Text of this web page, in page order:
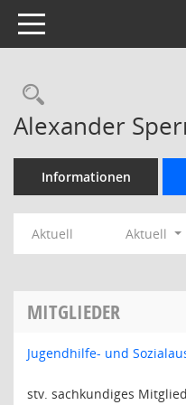
Toggle navigation
Alexander
Informationen
Aktuell Aktuell
MITGLIEDER
Jugendhilfe- und
stv. sachkundiges Mitglied